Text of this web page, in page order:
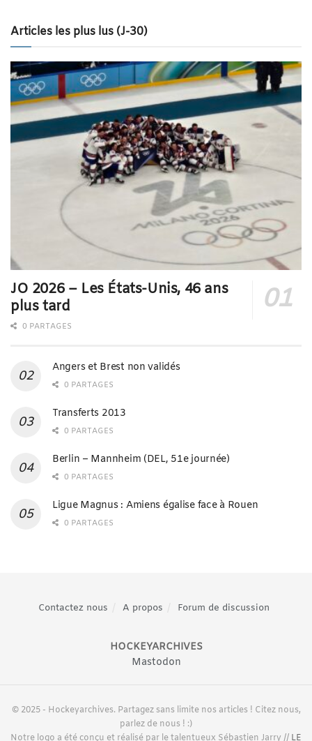
Articles les plus lus (J-30)
JO 2026 – Les États-Unis, 46 ans
plus tard
0 PARTAGES
Angers et Brest non validés
0 PARTAGES
Transferts 2013
0 PARTAGES
Berlin – Mannheim (DEL, 51e journée)
0 PARTAGES
Ligue Magnus : Amiens égalise face à Rouen
0 PARTAGES
Contactez nous A propos Forum de discussion
HOCKEYARCHIVES
Mastodon
© 2025 - Hockeyarchives. Partagez sans limite nos articles ! Citez nous,
parlez de nous ! :)
Notre logo a été conçu et réalisé par le talentueux Sébastien Jarry // LE